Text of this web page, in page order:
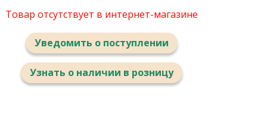
Товар отсутствует в интернет-магазине
Уведомить о поступлении
Узнать о наличии в розницу